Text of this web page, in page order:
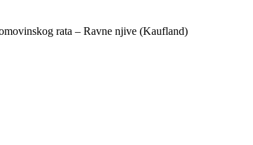
rata – Ravne njive (Kaufland)